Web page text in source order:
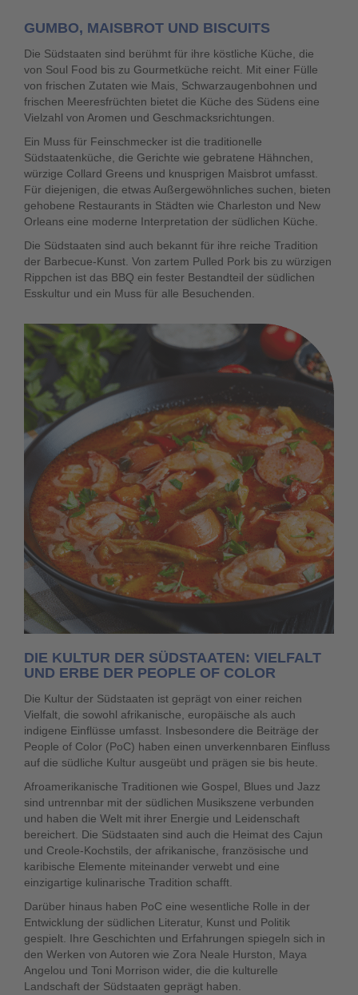
GUMBO, MAISBROT UND BISCUITS
Die Südstaaten sind berühmt für ihre köstliche Küche, die
von Soul Food bis zu Gourmetküche reicht. Mit einer Fülle
von frischen Zutaten wie Mais, Schwarzaugenbohnen und
frischen Meeresfrüchten bietet die Küche des Südens eine
Vielzahl von Aromen und Geschmacksrichtungen.
Ein Muss für Feinschmecker ist die traditionelle
Südstaatenküche, die Gerichte wie gebratene Hähnchen,
würzige Collard Greens und knusprigen Maisbrot umfasst.
Für diejenigen, die etwas Außergewöhnliches suchen, bieten
gehobene Restaurants in Städten wie Charleston und New
Orleans eine moderne Interpretation der südlichen Küche.
Die Südstaaten sind auch bekannt für ihre reiche Tradition
der Barbecue-Kunst. Von zartem Pulled Pork bis zu würzigen
Rippchen ist das BBQ ein fester Bestandteil der südlichen
Esskultur und ein Muss für alle Besuchenden.
DIE KULTUR DER SÜDSTAATEN: VIELFALT
UND ERBE DER PEOPLE OF COLOR
Die Kultur der Südstaaten ist geprägt von einer reichen
Vielfalt, die sowohl afrikanische, europäische als auch
indigene Einflüsse umfasst. Insbesondere die Beiträge der
People of Color (PoC) haben einen unverkennbaren Einfluss
auf die südliche Kultur ausgeübt und prägen sie bis heute.
Afroamerikanische Traditionen wie Gospel, Blues und Jazz
sind untrennbar mit der südlichen Musikszene verbunden
und haben die Welt mit ihrer Energie und Leidenschaft
bereichert. Die Südstaaten sind auch die Heimat des Cajun
und Creole-Kochstils, der afrikanische, französische und
karibische Elemente miteinander verwebt und eine
einzigartige kulinarische Tradition schafft.
Darüber hinaus haben PoC eine wesentliche Rolle in der
Entwicklung der südlichen Literatur, Kunst und Politik
gespielt. Ihre Geschichten und Erfahrungen spiegeln sich in
den Werken von Autoren wie Zora Neale Hurston, Maya
Angelou und Toni Morrison wider, die die kulturelle
Landschaft der Südstaaten geprägt haben.